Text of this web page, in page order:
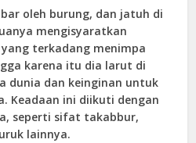
oleh burung, dan jatuh di
mengisyaratkan
terkadang menimpa
karena itu dia larut di
dunia dan keinginan untuk
Keadaan ini diikuti dengan
seperti sifat takabbur,
lainnya.